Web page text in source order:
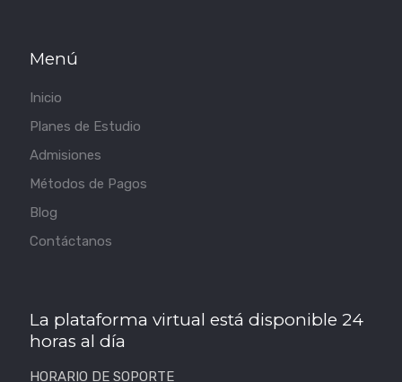
Menú
Inicio
Planes de Estudio
Admisiones
Métodos de Pagos
Blog
Contáctanos
La plataforma virtual está disponible 24
horas al día
HORARIO DE SOPORTE